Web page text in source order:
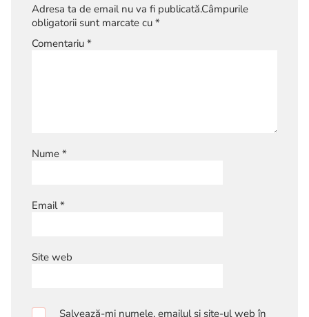
Adresa ta de email nu va fi publicată.Câmpurile
obligatorii sunt marcate cu *
Comentariu *
Nume *
Email*
Site web
Salvează-mi numele, emailul și site-ul web în